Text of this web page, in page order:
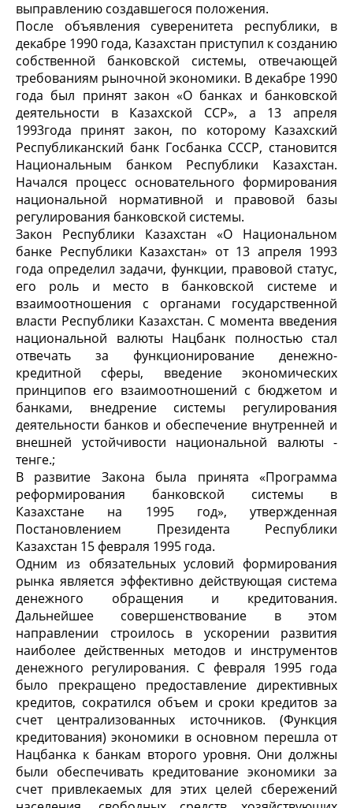
выправлению создавшегося положения.
После объявления суверенитета республики, в
декабре 1990 года, Казахстан приступил к созданию
собственной банковской системы, отвечающей
требованиям рыночной экономики. В декабре 1990
года был принят закон «О банках и банковской
деятельности в Казахской ССР», а 13 апреля
1993года принят закон, по которому Казахский
Республиканский банк Госбанка СССР, становится
Национальным банком Республики Казахстан.
Начался процесс основательного формирования
национальной нормативной и правовой базы
регулирования банковской системы.
Закон Республики Казахстан «О Национальном
банке Республики Казахстан» от 13 апреля 1993
года определил задачи, функции, правовой статус,
его роль и место в банковской системе и
взаимоотношения с органами государственной
власти Республики Казахстан. С момента введения
национальной валюты Нацбанк полностью стал
отвечать за функционирование денежно-
кредитной сферы, введение экономических
принципов его взаимоотношений с бюджетом и
банками, внедрение системы регулирования
деятельности банков и обеспечение внутренней и
внешней устойчивости национальной валюты -
тенге.;
В развитие Закона была принята «Программа
реформирования банковской системы в
Казахстане на 1995 год», утвержденная
Постановлением Президента Республики
Казахстан 15 февраля 1995 года.
Одним из обязательных условий формирования
рынка является эффективно действующая система
денежного обращения и кредитования.
Дальнейшее совершенствование в этом
направлении строилось в ускорении развития
наиболее действенных методов и инструментов
денежного регулирования. С февраля 1995 года
было прекращено предоставление директивных
кредитов, сократился объем и сроки кредитов за
счет централизованных источников. (Функция
кредитования) экономики в основном перешла от
Нацбанка к банкам второго уровня. Они должны
были обеспечивать кредитование экономики за
счет привлекаемых для этих целей сбережений